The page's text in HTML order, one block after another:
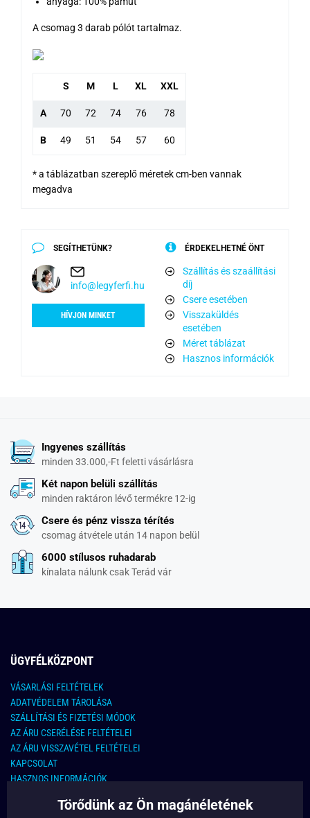
A csomag 3 darab pólót tartalmaz.
S M L XL XXL
A 70 72 74 76 78
B 49 51 54 57 60
* a táblázatban szereplő méretek cm-ben vannak
megadva
SEGÍTHETÜNK?
info@legyferfi.hu
HÍVJON MINKET
ÉRDEKELHETNÉ ÖNT
Szállítás és szaállítási
díj
Csere esetében
Visszaküldés
esetében
Méret táblázat
Hasznos információk
Ingyenes szállítás
minden 33.000,-Ft feletti vásárlásra
Két napon belüli szállítás
minden raktáron lévő termékre 12-ig
Csere és pénz vissza térítés
csomag átvétele után 14 napon belül
6000 stílusos ruhadarab
kínalata nálunk csak Terád vár
ÜGYFÉLKÖZPONT
VÁSARLÁSI FELTÉTELEK
ADATVÉDELEM TÁROLÁSA
SZÁLLÍTÁSI ÉS FIZETÉSI MÓDOK
AZ ÁRU CSERÉLÉSE FELTÉTELEI
AZ ÁRU VISSZAVÉTEL FELTÉTELEI
KAPCSOLAT
HASZNOS INFORMÁCIÓK
KAPCSOLATTörődünk az Ön magánéletének